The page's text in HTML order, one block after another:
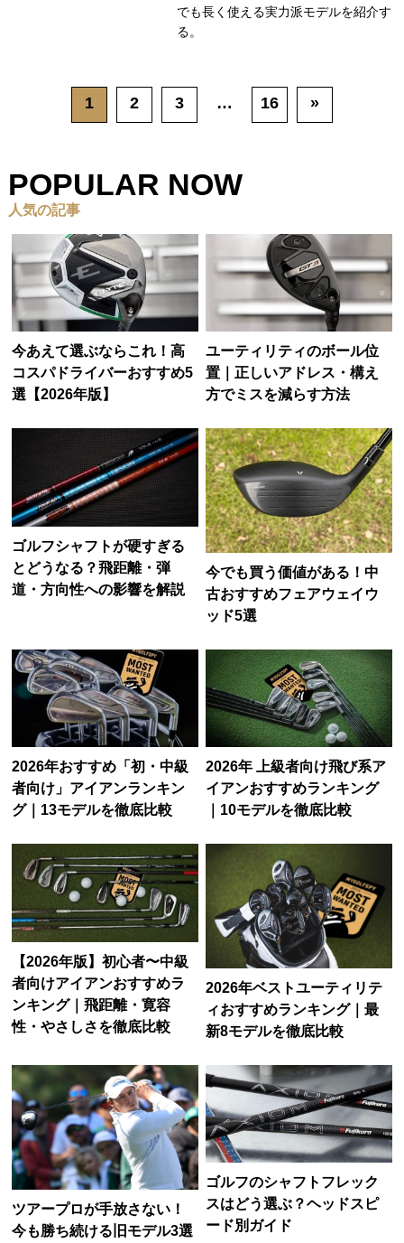
でも長く使える実力派モデルを紹介す
る。
1 2 3 … 16 »
POPULAR NOW
人気の記事
今あえて選ぶならこれ！高
コスパドライバーおすすめ5
選【2026年版】
ユーティリティのボール位
置｜正しいアドレス・構え
方でミスを減らす方法
ゴルフシャフトが硬すぎる
とどうなる？飛距離・弾
道・方向性への影響を解説
今でも買う価値がある！中
古おすすめフェアウェイウ
ッド5選
2026年おすすめ「初・中級
者向け」アイアンランキン
グ｜13モデルを徹底比較
2026年 上級者向け飛び系ア
イアンおすすめランキング
｜10モデルを徹底比較
【2026年版】初心者〜中級
者向けアイアンおすすめラ
ンキング｜飛距離・寛容
性・やさしさを徹底比較
2026年ベストユーティリテ
ィおすすめランキング｜最
新8モデルを徹底比較
ツアープロが手放さない！
今も勝ち続ける旧モデル3選
ゴルフのシャフトフレック
スはどう選ぶ？ヘッドスピ
ード別ガイド